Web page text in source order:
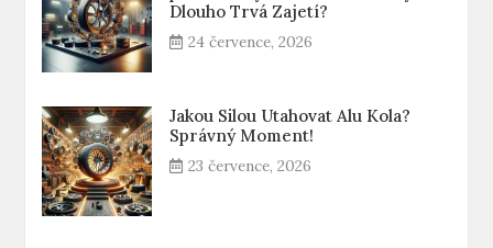
Dlouho Trvá Zajetí?
24 července, 2026
Jakou Silou Utahovat Alu Kola?
Správný Moment!
23 července, 2026